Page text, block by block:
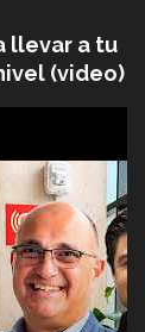
llevar a tu
(video)